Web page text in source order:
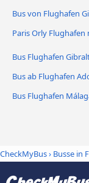
Bus von Flughafen
Paris Orly Flughafen
Bus Flughafen
Bus ab Flughafen
Bus Flughafen
CheckMyBus› Busse in